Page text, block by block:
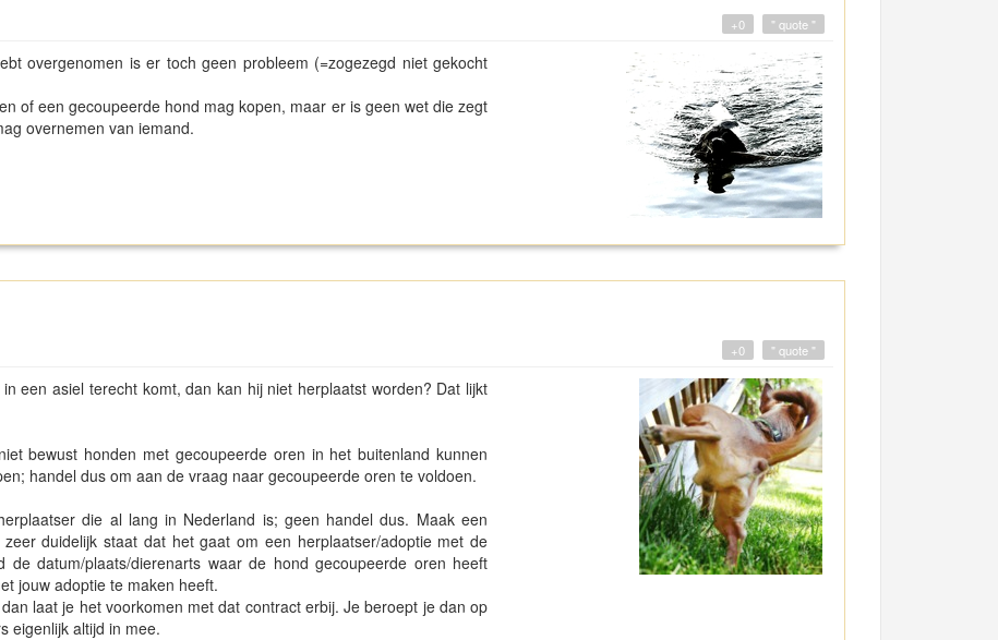
" quote "
+0
overgenomen is er toch geen probleem (=zogezegd niet gekocht
of een gecoupeerde hond mag kopen, maar er is geen wet die zegt
overnemen van iemand.
" quote "
+0
een asiel terecht komt, dan kan hij niet herplaatst worden? Dat lijkt
bewust honden met gecoupeerde oren in het buitenland kunnen
handel dus om aan de vraag naar gecoupeerde oren te voldoen.
die al lang in Nederland is; geen handel dus. Maak een
duidelijk staat dat het gaat om een herplaatser/adoptie met de
de datum/plaats/dierenarts waar de hond gecoupeerde oren heeft
jouw adoptie te maken heeft.
laat je het voorkomen met dat contract erbij. Je beroept je dan op
eigenlijk altijd in mee.